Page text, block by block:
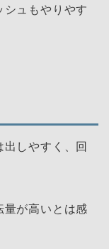
シュもやりやす
しやすく、回
量が高いとは感